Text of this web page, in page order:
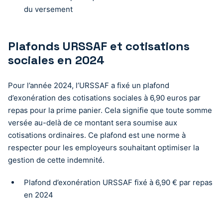
du versement
Plafonds URSSAF et cotisations
sociales en 2024
Pour l’année 2024, l’URSSAF a fixé un plafond
d’exonération des cotisations sociales à 6,90 euros par
repas pour la prime panier. Cela signifie que toute somme
versée au-delà de ce montant sera soumise aux
cotisations ordinaires. Ce plafond est une norme à
respecter pour les employeurs souhaitant optimiser la
gestion de cette indemnité.
Plafond d’exonération URSSAF fixé à 6,90 € par repas
en 2024